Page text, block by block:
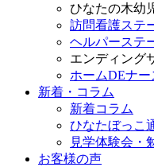
ひなたの木幼
訪問看護ス
ヘルパーステ
エンディング
ホームDEナー
新着・コラム
新着コラム
ひなたぼっこ
見学体験会・
お客様の声